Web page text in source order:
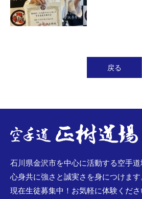
戻る
石川県金沢市を中心に活動する空手道
心身共に強さと誠実さを身につけます
現在生徒募集中！お気軽に体験くださ